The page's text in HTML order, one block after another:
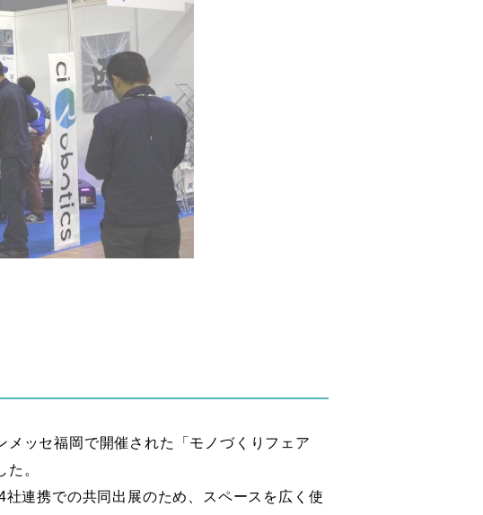
ッセ福岡で開催された「モノづくりフェア
。
連携での共同出展のため、スペースを広く使